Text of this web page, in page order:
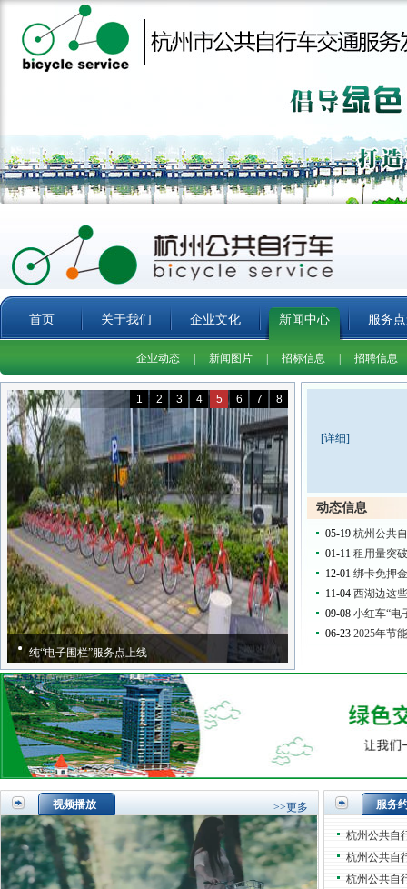
首页 关于我们 企业文化 新闻中心 服务
企业动态 新闻图片 招标信息 招聘信息
1 2 3 4 5 6 7 8
纯“电子围栏”服务点上线
[详细]
动态信息
05-19 杭州公共
01-11 租用量突
12-01 绑卡免押
11-04 西湖边这
09-08 小红车“电
06-23 2025年节
>>更多
视频播放 服务
杭州公共自
杭州公共自
杭州公共自